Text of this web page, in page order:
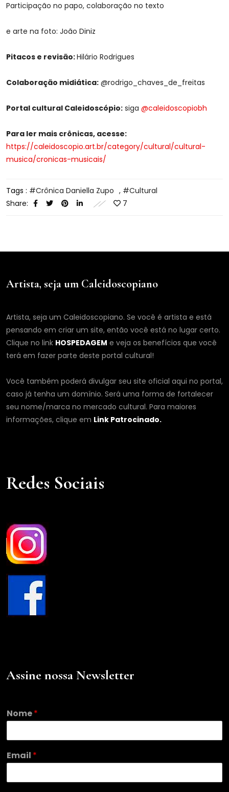
Participação no papo, colaboração no texto
e arte na foto: João Diniz
Pitacos e revisão:Hilário Rodrigues
Colaboração midiática: @rodrigo_chaves_de_freitas
Portal cultural Caleidoscópio: siga @caleidoscopiobh
Para ler mais crônicas, acesse:
https://caleidoscopio.art.br/category/cultural/cultural-
musica/cronicas-musicais/
Tags : Crônica Daniella Zupo ,
Cultural
Share:
7
Artista, seja um Caleidoscopiano
Artista, seja um Caleidoscopiano. Se você é artista e está
pensando em criar um site, então você está no lugar certo.
Clique no link HOSPEDAGEM e veja os benefícios que você
terá em fazer parte deste portal cultural!
Você também poderá divulgar seu site oficial aqui no portal,
caso já tenha um domínio. Será uma forma de fortalecer
seu nome/marca no mercado cultural. Para maiores
informações, clique em Link Patrocinado.
Redes Sociais
Assine nossa Newsletter
Nome*
*
N
m
Email *